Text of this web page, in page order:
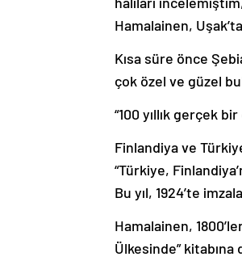
Hamalainen,
Kısa süre önce
çok özel ve güzel
“100 yıllık gerçek
Finlandiya ve
“Türkiye,
Bu yıl, 1924’te
Hamalainen,
Ülkesinde”